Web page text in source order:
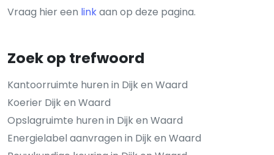
Vraag hier een linkaan op deze pagina.
Zoek op trefwoord
Kantoorruimte huren in Dijk en Waard
Koerier Dijk en Waard
Opslagruimte huren in Dijk en Waard
Energielabel aanvragen in Dijk en Waard